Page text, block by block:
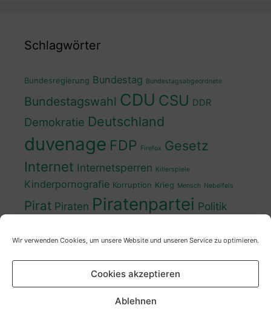
Wir verwenden Cookies, um unsere Website und unseren Service zu optimieren.
Cookies akzeptieren
Ablehnen
Schlagwörter
Bundesregierung Bundestag Bundestagsabgeordnete
Bundestagswahl CDU CSU DDR
Demokratie Deutschland
duvenage FDP Firefox Gesetz
Internet Internetsperren Killerspiele
Kinderpornografie Korruption Krieg Mensch Nebelfels
Pirat Piraten Piratenpartei Politik
Wahlkampf Wahlprogramm Wähler
Zensur Zensursula Überwachung